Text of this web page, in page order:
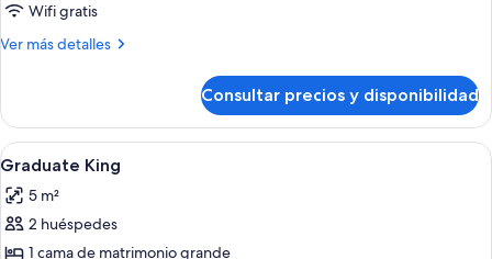
Wifi gratis
Ver más detalles
Más
Consultar precios y disponibilidad
Abrir
todas
las
fotos
Habitación de hotel con una cama
6
Graduate King
5 m²
2 huéspedes
1 cama de matrimonio grande